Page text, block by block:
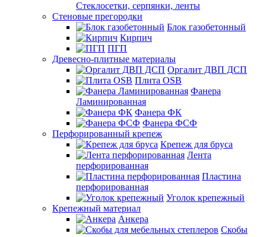
Стеклосетки, серпянки, ленты
Стеновые прегородки
Блок газобетонный
Кирпич
ПГП
Древесно-плитные материалы
Оргалит ДВП ДСП
Плита OSB
Фанера
Ламинированная
Фанера ФК
Фанера ФСФ
Перфорированный крепеж
Крепеж для бруса
Лента
перфорированная
Пластина
перфорированная
Уголок крепежный
Крепежный материал
Анкера
Скобы